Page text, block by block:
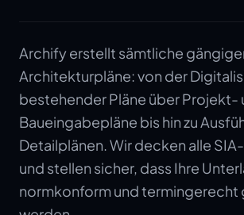
Archify erstellt sämtliche
Architekturpläne: von der
bestehender Pläne über Projekt-
Baueingabepläne bis hin zu
Detailplänen. Wir decken alle
und stellen sicher, dass Ihre
normkonform und termingerecht